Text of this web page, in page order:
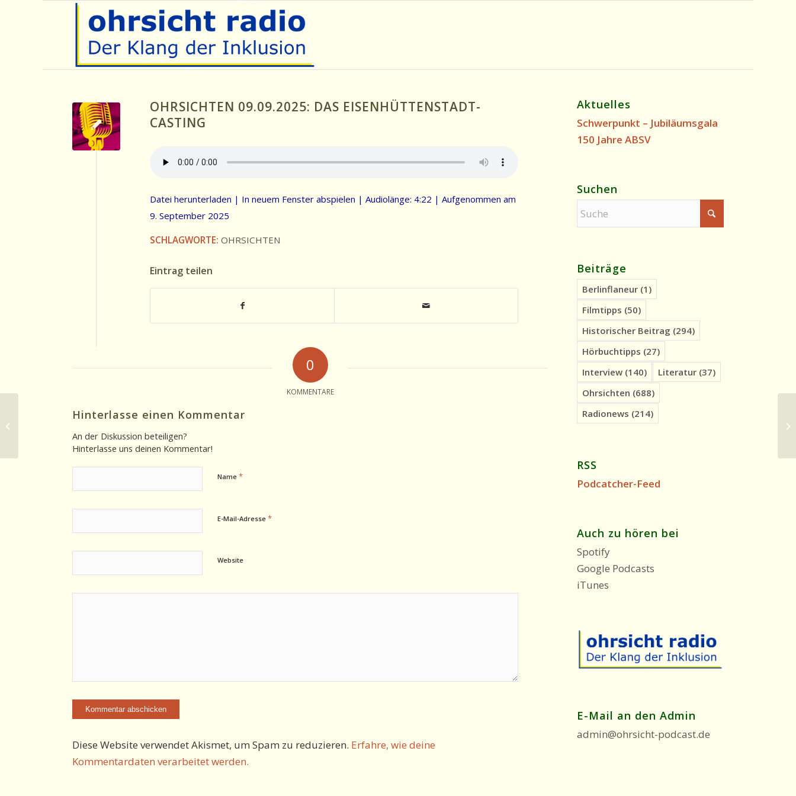
OHRSICHTEN 09.09.2025: DAS EISENHÜTTENSTADT-
CASTING
Datei herunterladen | In neuem Fenster abspielen | Audiolänge: 4:22 | Aufgenommen am
9. September 2025
SCHLAGWORTE: OHRSICHTEN
Eintrag teilen
0
KOMMENTARE
Hinterlasse einen Kommentar
An der Diskussion beteiligen?
Hinterlasse uns deinen Kommentar!
Name *
E-Mail-Adresse *
Website
Diese Website verwendet Akismet, um Spam zu reduzieren. Erfahre, wie deine
Kommentardaten verarbeitet werden.
Aktuelles
Schwerpunkt – Jubiläumsgala
150 Jahre ABSV
Suchen
Beiträge
Berlinflaneur (1)
Filmtipps (50)
Historischer Beitrag (294)
Hörbuchtipps (27)
Interview (140) Literatur (37)
Ohrsichten (688)
Radionews (214)
RSS
Podcatcher-Feed
Auch zu hören bei
Spotify
Google Podcasts
iTunes
E-Mail an den Admin
admin@ohrsicht-podcast.de
Ohrsichten 09.09.2025: Servicewüste
Deutschland läuft zur Hochform auf